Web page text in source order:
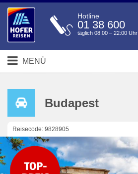
Hotline
01 38 600
täglich 08:00 – 22:00 Uhr
MENÜ
Budapest
Reisecode: 9828905